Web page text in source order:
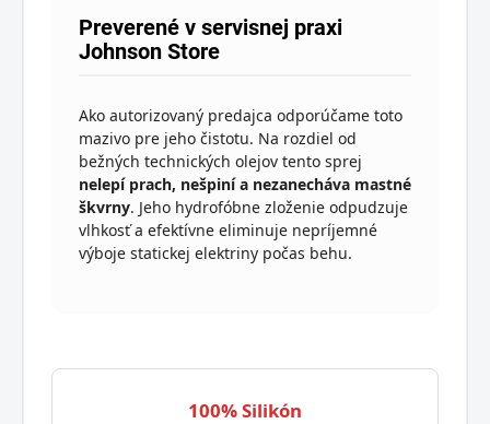
Preverené v servisnej praxi
Johnson Store
Ako autorizovaný predajca odporúčame toto
mazivo pre jeho čistotu. Na rozdiel od
bežných technických olejov tento sprej
nelepí prach, nešpiní a nezanecháva mastné
škvrny. Jeho hydrofóbne zloženie odpudzuje
vlhkosť a efektívne eliminuje nepríjemné
výboje statickej elektriny počas behu.
100% Silikón